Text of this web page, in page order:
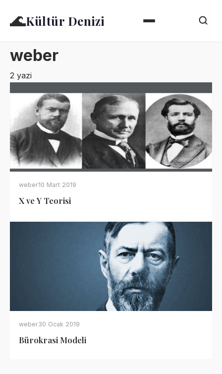
🌊Kültür Denizi
weber
2 yazi
weber10 Mart 2019
X ve Y Teorisi
weber30 Ocak 2019
Bürokrasi Modeli